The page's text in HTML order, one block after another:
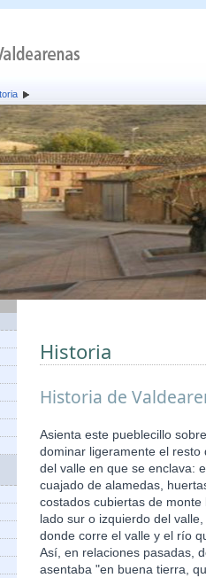
Historia
Historia de
Asienta este pueblecillo
dominar ligeramente el
del valle en que se enclava:
cuajado de alamedas,
costados cubiertas de
lado sur o izquierdo del
donde corre el valle y el río
Así, en relaciones pasadas,
asentaba "en buena tierra,